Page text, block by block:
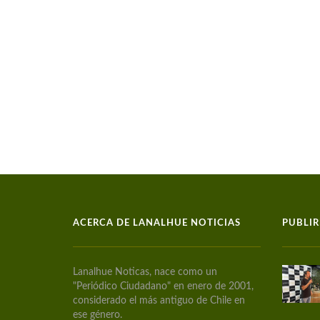
ACERCA DE LANALHUE NOTICIAS
Lanalhue Noticas, nace como un
"Periódico Ciudadano" en enero de 2001,
considerado el más antiguo de Chile en
ese género.